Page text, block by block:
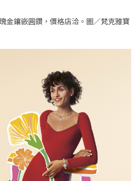
金鑲嵌圓鑽，價格店洽。圖／梵克雅寶